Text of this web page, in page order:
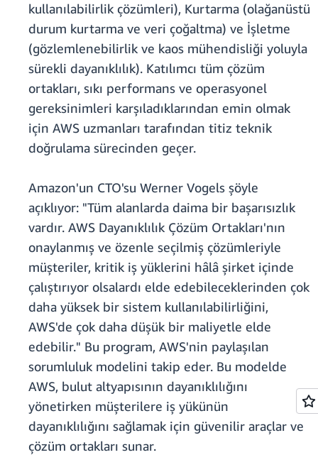
kullanılabilirlik çözümleri), Kurtarma (olağanüstü
durum kurtarma ve veri çoğaltma) ve İşletme
(gözlemlenebilirlik ve kaos mühendisliği yoluyla
sürekli dayanıklılık). Katılımcı tüm çözüm
ortakları, sıkı performans ve operasyonel
gereksinimleri karşıladıklarından emin olmak
için AWS uzmanları tarafından titiz teknik
doğrulama sürecinden geçer.
Amazon'un CTO'su Werner Vogels şöyle
açıklıyor: "Tüm alanlarda daima bir başarısızlık
vardır. AWS Dayanıklılık Çözüm Ortakları'nın
onaylanmış ve özenle seçilmiş çözümleriyle
müşteriler, kritik iş yüklerini hâlâ şirket içinde
çalıştırıyor olsalardı elde edebileceklerinden çok
daha yüksek bir sistem kullanılabilirliğini,
AWS'de çok daha düşük bir maliyetle elde
edebilir." Bu program, AWS'nin paylaşılan
sorumluluk modelini takip eder. Bu modelde
AWS, bulut altyapısının dayanıklılığını
yönetirken müşterilere iş yükünün
dayanıklılığını sağlamak için güvenilir araçlar ve
çözüm ortakları sunar.